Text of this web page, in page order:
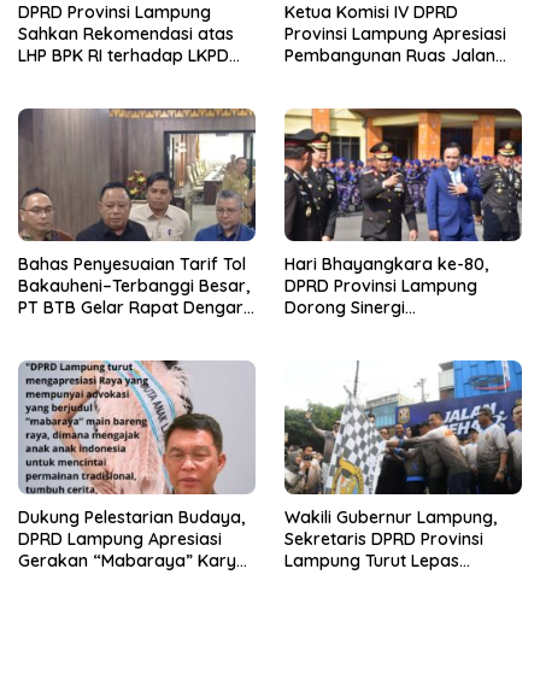
DPRD Provinsi Lampung
Sahkan Rekomendasi atas
LHP BPK RI terhadap LKPD
2025
Ketua Komisi IV DPRD
Provinsi Lampung Apresiasi
Pembangunan Ruas Jalan
Bahas Penyesuaian Tarif Tol
Bakauheni–Terbanggi Besar,
PT BTB Gelar Rapat Dengar
Hari Bhayangkara ke-80,
DPRD Provinsi Lampung
Dorong Sinergi
Dukung Pelestarian Budaya,
DPRD Lampung Apresiasi
Gerakan “Mabaraya” Karya
Wakili Gubernur Lampung,
Sekretaris DPRD Provinsi
Lampung Turut Lepas